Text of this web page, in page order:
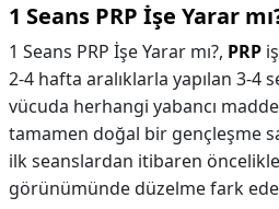
1 Seans PRP İşe Yarar
1 Seans PRP İşe Yarar mı?, PRP
2-4 hafta aralıklarla yapılan 3-4
vücuda herhangi yabancı
tamamen doğal bir gençleşme
ilk seanslardan itibaren
görünümünde düzelme fark